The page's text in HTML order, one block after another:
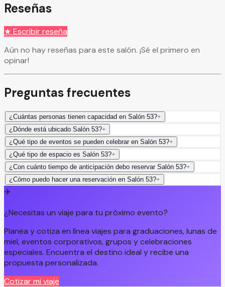
Reseñas
★ Escribir reseña
Aún no hay reseñas para este salón. ¡Sé el primero en
opinar!
Preguntas frecuentes
¿Cuántas personas tienen capacidad en Salón 53?+
¿Dónde está ubicado Salón 53?+
¿Qué tipo de eventos se pueden celebrar en Salón 53?+
¿Qué tipo de espacio es Salón 53?+
¿Con cuánto tiempo de anticipación debo reservar Salón 53?+
¿Cómo puedo hacer una reservación en Salón 53?+
✈️
¿Necesitas un viaje para tu próximo evento?
Planea y cotiza en línea viajes para graduaciones, lunas de
miel, eventos corporativos, grupos y celebraciones
especiales. Encuentra el destino ideal y recibe una
propuesta personalizada.
Cotizar mi viaje